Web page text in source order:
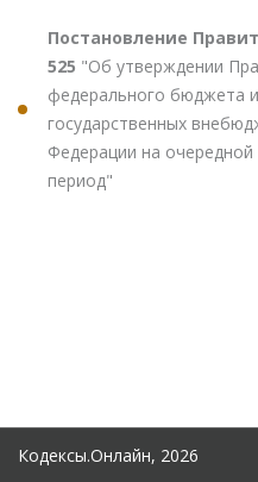
Постановление
525 "Об утверждении
федерального бюджета
государственных
Федерации на
период"
Кодексы.Онлайн, 2026